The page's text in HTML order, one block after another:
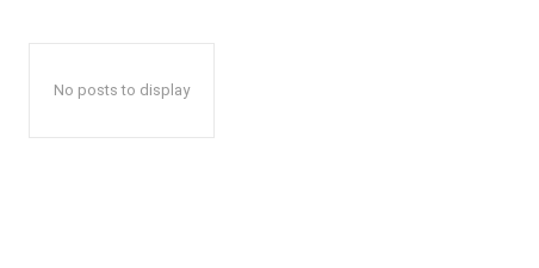
No posts to display